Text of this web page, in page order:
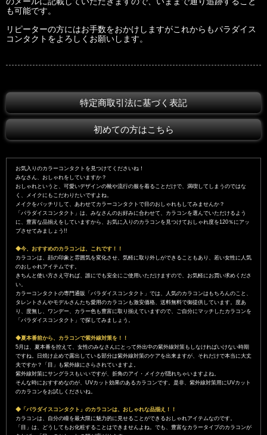
も可能です。
リピーターの方にはお手数をおかけしますがこれからもパラダイス
コンタクトをよろしくお願いします。
特定商取引法に基づく表記
初めての方はこちら
お気入りのカラーコンタクトを見つけてくださいね！
みなさん、おしゃれをしていますか？
おしゃれというと、可愛いデザインの靴や流行の服を着ることだけで、満喫してしまうのではな
く、メイクにもこだわりたいですよね。
メイクをバッチリして、あわせてカラーコンタクトで目のおしゃれもしてみませんか？
「パラダイスコンタクト」は、みなさんのお好みに合わせて、カラコンを選んでいただけるよう
に、豊富な品揃えをしていますから、お気に入りのカラコンを見つけておしゃれ度を120％にアッ
プさせてみましょう!!
◆今、おすすめのカラコンは、これです！！
カラコンは、顔の印象と雰囲気を変化させ、気軽に取り外しができることもあり、若い女性に人気
のおしゃれアイテムです。
きちんと使い方さえ守れば、誰にでも安全にご使用いただけますので、お気軽にお買い求めくださ
い。
カラーコンタクトの専門通販「パラダイスコンタクト」では、人気のカラコンはもちろんのこと、
タレントさんやモデルさんたち愛用のカラコンも激安価格、送料無料で御提供しています。度あ
り、度無し、ワンデー、カラー色も豊富に取り揃えていますので、ご自分にマッチしたカラコンを
「パラダイスコンタクト」で探してみましょう。
◆夏本番前から、カラコンで紫外線対策を！！
5月は、夏本番を控えて、女性のみなさんにとって外出中の紫外線対策もしなければいけない時期
ですね。日焼け止めで露出している部分は紫外線対策のケアを出来ますが、それだけで本当に大丈
夫ですか？「目」も紫外線にさらされていますよ。
紫外線対策にサングラスもいいですが、折角のアイ・メイクが隠れちゃいますよね。
そんな時におすすめなのが、UVカット効果のあるカラコンです。是非、紫外線対策用にUVカット
のカラコンをお試しくださいね。
◆「パラダイスコンタクト」のカラコンは、おしゃれな品揃え！！
カラコンは、自分の瞳を最大限に魅力的に見せることができるおしゃれアイテムなのです。
「目」は、どうしてもお化粧することはできませんよね。でも、豊富なカラータイプのカラコンが